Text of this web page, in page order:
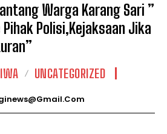
Warga Karang Sari ”
Pihak Polisi,Kejaksaan Jika
UNCATEGORIZED